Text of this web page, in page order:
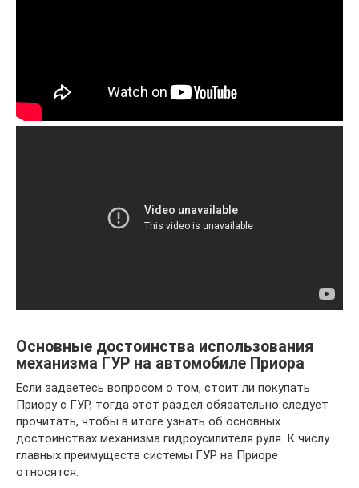
Основные достоинства использования
механизма ГУР на автомобиле Приора
Если задаетесь вопросом о том, стоит ли покупать
Приору с ГУР, тогда этот раздел обязательно следует
прочитать, чтобы в итоге узнать об основных
достоинствах механизма гидроусилителя руля. К числу
главных преимуществ системы ГУР на Приоре
относятся: